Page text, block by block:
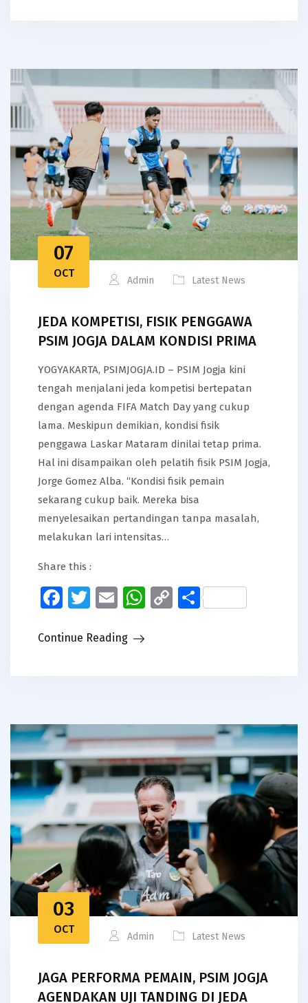
07
OCT
Admin Latest News
JEDA KOMPETISI, FISIK PENGGAWA
PSIM JOGJA DALAM KONDISI PRIMA
YOGYAKARTA, PSIMJOGJA.ID – PSIM Jogja kini
tengah menjalani jeda kompetisi bertepatan
dengan agenda FIFA Match Day yang cukup
lama. Meskipun demikian, kondisi fisik
penggawa Laskar Mataram dinilai tetap prima.
Hal ini disampaikan oleh pelatih fisik PSIM Jogja,
Jorge Gomez Alba. “Kondisi fisik pemain
sekarang cukup baik. Mereka bisa
menyelesaikan pertandingan tanpa masalah,
melakukan lari intensitas…
Share this :
Facebook
Twitter
EmailWhatsApp
CopyShare
Continue Reading
03
OCT
Admin Latest News
JAGA PERFORMA PEMAIN, PSIM JOGJA
AGENDAKAN UJI TANDING DI JEDA